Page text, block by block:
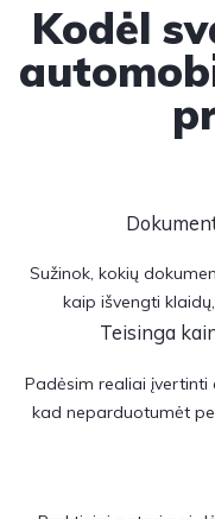
Kodėl
Sužinok, kokių
kaip išvengti
Teisinga
Padėsim realiai įvertinti
kad neparduotumėt